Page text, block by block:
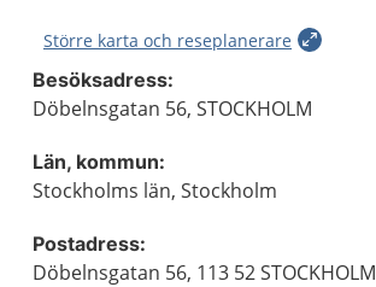
Större karta och reseplanerare
Besöksadress:
Döbelnsgatan 56, STOCKHOLM
Län, kommun:
Stockholms län, Stockholm
Postadress:
Döbelnsgatan 56, 113 52 STOCKHOLM